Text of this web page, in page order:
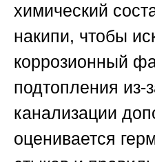
химический
накипи, чтобы
коррозионный
подтопления из-
канализации
оценивается